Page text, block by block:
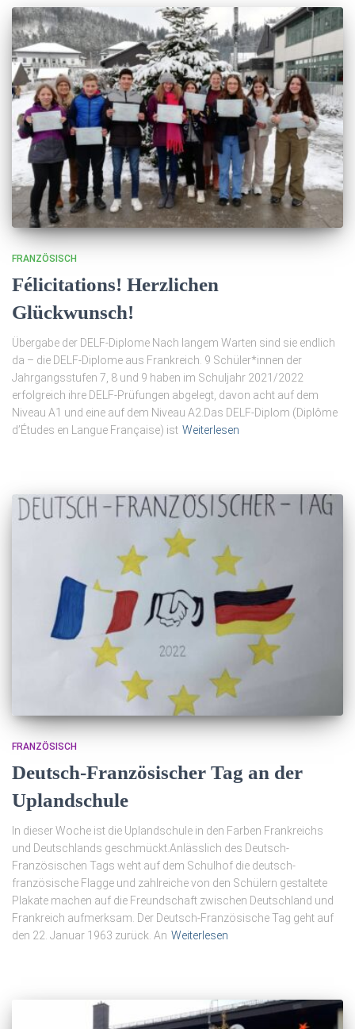
FRANZÖSISCH
Félicitations! Herzlichen
Glückwunsch!
Übergabe der DELF-Diplome Nach langem Warten sind sie endlich
da – die DELF-Diplome aus Frankreich. 9 Schüler*innen der
Jahrgangsstufen 7, 8 und 9 haben im Schuljahr 2021/2022
erfolgreich ihre DELF-Prüfungen abgelegt, davon acht auf dem
Niveau A1 und eine auf dem Niveau A2.Das DELF-Diplom (Diplôme
d’Études en Langue Française) ist Weiterlesen
FRANZÖSISCH
Deutsch-Französischer Tag an der
Uplandschule
In dieser Woche ist die Uplandschule in den Farben Frankreichs
und Deutschlands geschmückt.Anlässlich des Deutsch-
Französischen Tags weht auf dem Schulhof die deutsch-
französische Flagge und zahlreiche von den Schülern gestaltete
Plakate machen auf die Freundschaft zwischen Deutschland und
Frankreich aufmerksam. Der Deutsch-Französische Tag geht auf
den 22. Januar 1963 zurück. An Weiterlesen